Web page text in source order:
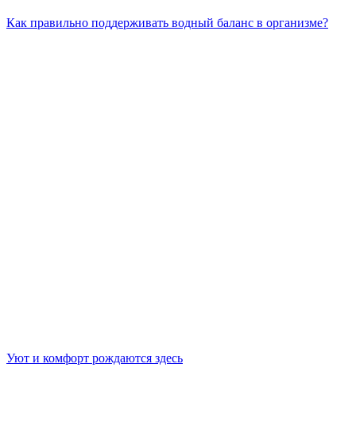
Как правильно поддерживать водный баланс в организме?
Уют и комфорт рождаются здесь